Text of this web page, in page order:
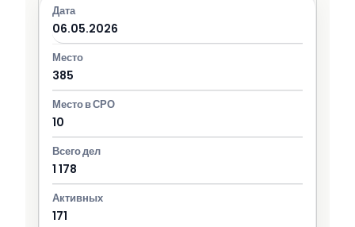
06.05.2026
385
10
1 178
171